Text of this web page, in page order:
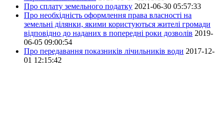
Про сплату земельного податку 2021-06-30 05:57:33
Про необхідність оформлення права власності на
земельні ділянки, якими користуються жителі громади
відповідно до наданих в попередні роки дозволів 2019-
06-05 09:00:54
Про передавання показників лічильників води 2017-12-
01 12:15:42